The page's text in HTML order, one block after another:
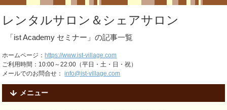
レンタルサロン＆シェアサロン
「ist Academy セミナー」の記事一覧
ホームページ：https://www.ist-village.com
ご利用時間：10:00～22:00（平日・土・日・祝）
メールでのお問合せ：info@ist-village.com
メニュー